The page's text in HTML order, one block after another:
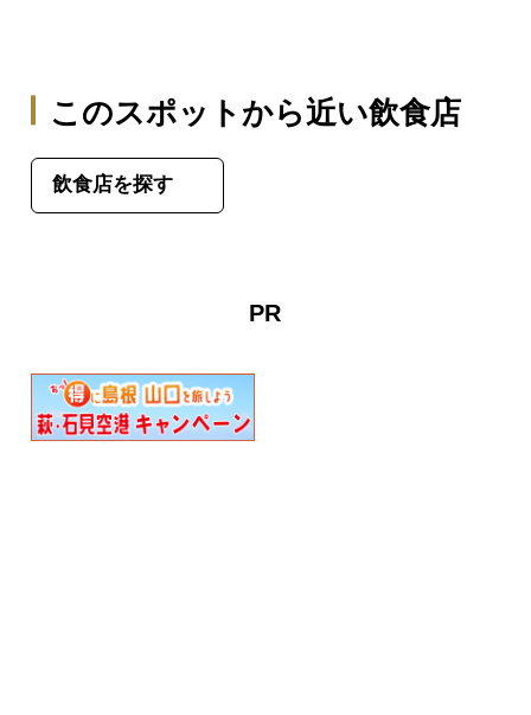
このスポットから近い飲食店
飲食店を探す
PR